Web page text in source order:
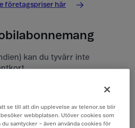
företagspriser här
kan du tyvärr inte
(Västindien)
moms.
se till att din upplevelse av telenor.se blir
webbplatsen. Utöver cookies som
du samtycker – även använda cookies för